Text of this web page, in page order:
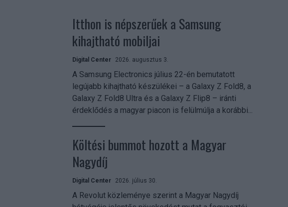
Itthon is népszerűek a Samsung
kihajtható mobiljai
Digital Center 2026. augusztus 3.
A Samsung Electronics július 22-én bemutatott
legújabb kihajtható készülékei – a Galaxy Z Fold8, a
Galaxy Z Fold8 Ultra és a Galaxy Z Flip8 – iránti
érdeklődés a magyar piacon is felülmúlja a korábbi...
Költési bummot hozott a Magyar
Nagydíj
Digital Center 2026. július 30.
A Revolut közleménye szerint a Magyar Nagydíj